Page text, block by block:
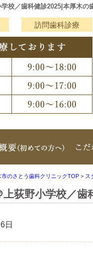
学校／歯科健診2025|本厚木の
訪問歯科診療
ク
のさとう歯科クリニックTOP > ス
上荻野小学校／歯
日